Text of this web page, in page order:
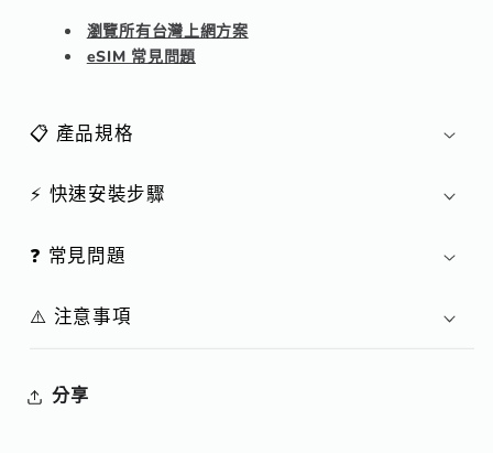
瀏覽所有台灣上網方案
eSIM 常見問題
📋 產品規格
⚡ 快速安裝步驟
❓ 常見問題
⚠️ 注意事項
分享